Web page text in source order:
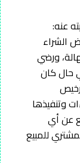
عنه:
الشراء
ورضي
حال كان
وتنفيذها
عن أي
للمبيع